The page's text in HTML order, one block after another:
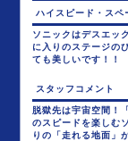
ハイスピード・スペ
ソニックはデスエッ
に入りのステージの
ても美しいです！！
スタッフコメント
脱獄先は宇宙空間！
のスピードを楽しむ
りの「走れる地面」